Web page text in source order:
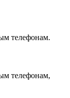
телефонам.
телефонам,